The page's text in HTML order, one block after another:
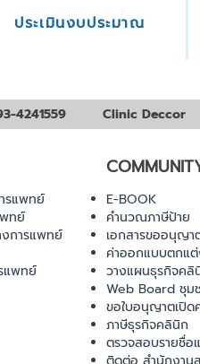
ประเมินงบประมาณ
4241559 Clinic Deccor
รแพทย์
ทย์
งการแพทย์
แพทย์
E-BOOK
คำนวณภาษีป้าย
เอกสารขออนุญา
ค่าออกแบบตกแ
วางแผนธุรกิจคลิ
Web Board ชุม
ขอใบอนุญาตเปิด
ภาษีธุรกิจคลินิก
ตรวจสอบรายชื่